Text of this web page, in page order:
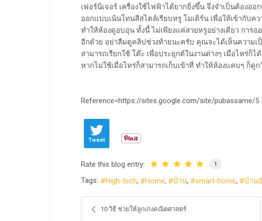
เฟอร์นิเจอร์ เครื่องใช้ไฟฟ้าได้ยากยิ่งขึ้น จึงจำเป็นต้อง
ออกแบบเน้นโทนสีสไตล์เรียบหรู โมเดิร์น เพื่อให้เข้ากับ
ทำให้ห้องดูอบอุ่น ทั้งนี้ ไม่เพียงแค่สวยหรูอย่างเดียว การ
อีกด้วย อย่าลืมดูคลิปช่วงท้ายนะครับ คุณจะได้เห็นความ
สามารถเรียกใช้ โต๊ะ เพื่อประยุกต์ในงานต่างๆ เมื่อไหร่ก็ได้
หากไม่ใช้เมื่อไหร่ก็สามารถเก็บเข้าที่ ทำให้ห้องแคบๆ ก็ดูก
​Reference=https://sites.google.com/site/pubassame/5
Tweet
Rate this blog entry: 1
Tags: High-tech Home บ้าน smart-home บ้าน
10 วิธี ช่วยให้ลูกเก่งคณิตศาสตร์